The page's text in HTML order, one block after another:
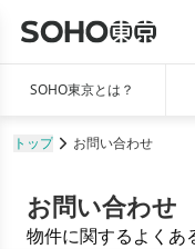
SOHO東京とは？
トップ お問い合わせ
お問い合わせ
物件に関するよくあ